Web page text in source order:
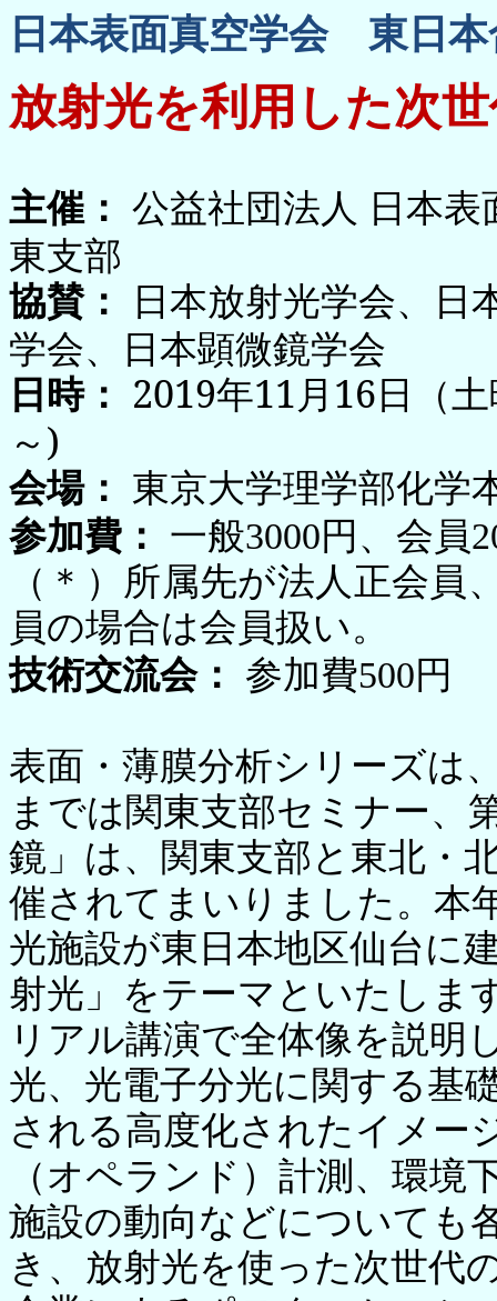
日本表面真空学会 東日
放射光を利用した次
主催： 公益社団法人 日本
東支部
協賛：
日本放射光学会、日
学会、日本顕微鏡学会
日時：
2019年11月16日（
～)
会場： 東京大学理学部化学
参加費：
一般3000円、会員
（＊）所属先が法人正会
員の場合は会員扱い。
技術交流会：
参加費500円
表面・薄膜分析シリーズは
までは関東支部セミナー、
鏡」は、関東支部と東北・
催されてまいりました。本
光施設が東日本地区仙台に
射光」をテーマといたしま
リアル講演で全体像を説明
光、光電子分光に関する基
される高度化されたイメー
（オペランド）計測、環境
施設の動向などについても
き、放射光を使った次世代